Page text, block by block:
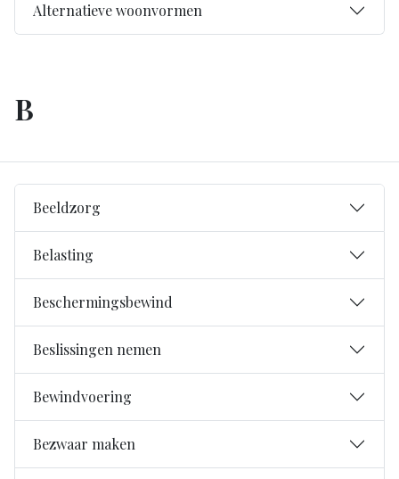
Alternatieve woonvormen
B
Beeldzorg
Belasting
Beschermingsbewind
Beslissingen nemen
Bewindvoering
Bezwaar maken